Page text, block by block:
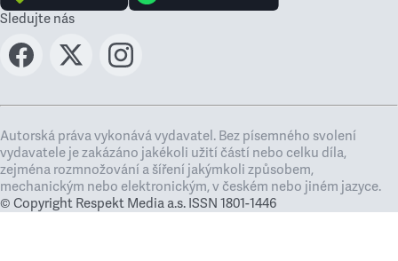
Sledujte nás
Autorská práva vykonává vydavatel. Bez písemného svolení
vydavatele je zakázáno jakékoli užití částí nebo celku díla,
zejména rozmnožování a šíření jakýmkoli způsobem,
mechanickým nebo elektronickým, v českém nebo jiném jazyce.
© Copyright Respekt Media a.s. ISSN 1801-1446